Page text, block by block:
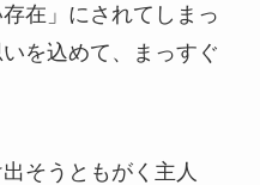
在」にされてしまっ
を込めて、まっすぐ
そうともがく主人